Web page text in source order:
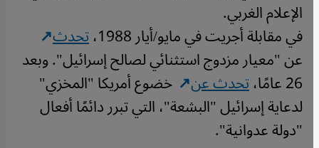
الإعلام الغربي.
في مقابلة أجريت في مايو/أيار 1988، تحدث
عن "معيار مزدوج استثنائي لصالح إسرائيل". وبعد
26 عامًا، تحدث عن خضوع أمريكا "المخزي"
لدعاية إسرائيل "البشعة"، التي تبرر دائمًا أفعال
"دولة عدوانية".